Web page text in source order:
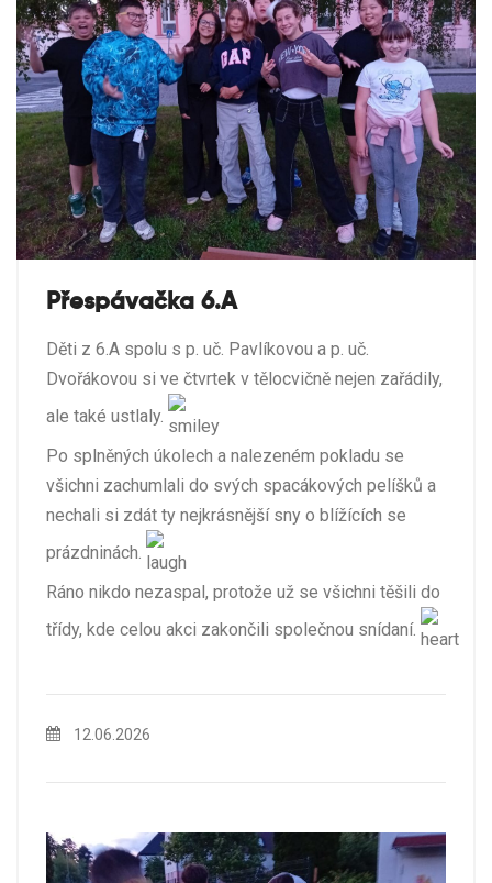
Přespávačka 6.A
Děti z 6.A spolu s p. uč. Pavlíkovou a p. uč.
Dvořákovou si ve čtvrtek v tělocvičně nejen zařádily,
ale také ustlaly.
Po splněných úkolech a nalezeném pokladu se
všichni zachumlali do svých spacákových pelíšků a
nechali si zdát ty nejkrásnější sny o blížících se
prázdninách.
Ráno nikdo nezaspal, protože už se všichni těšili do
třídy, kde celou akci zakončili společnou snídaní.
12.06.2026